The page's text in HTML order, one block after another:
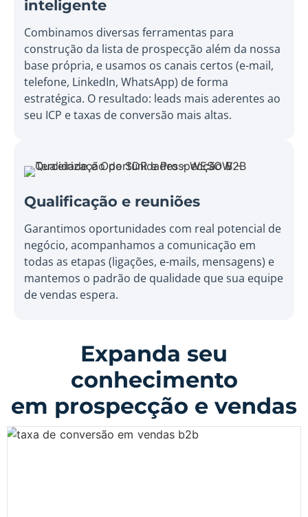
inteligente
Combinamos diversas ferramentas para
construção da lista de prospecção além da nossa
base própria, e usamos os canais certos (e-mail,
telefone, LinkedIn, WhatsApp) de forma
estratégica. O resultado: leads mais aderentes ao
seu ICP e taxas de conversão mais altas.
Qualificação e reuniões
Garantimos oportunidades com real potencial de
negócio, acompanhamos a comunicação em
todas as etapas (ligações, e-mails, mensagens) e
mantemos o padrão de qualidade que sua equipe
de vendas espera.
Expanda seu
conhecimento
em prospecção e vendas